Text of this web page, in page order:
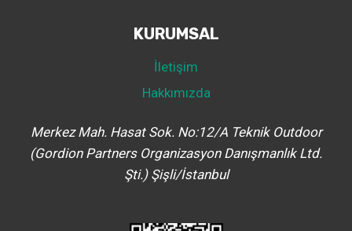
KURUMSAL
İletişim
Hakkımızda
Merkez Mah. Hasat Sok. No:12/A Teknik Outdoor
(Gordion Partners Organizasyon Danışmanlık Ltd.
Şti.) Şişli/İstanbul